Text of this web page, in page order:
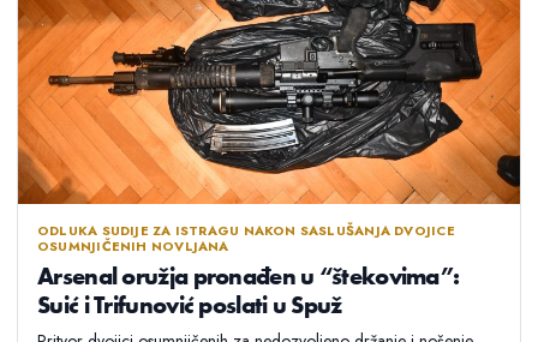
ODLUKA SUDIJE ZA ISTRAGU NAKON SASLUŠANJA DVOJICE
OSUMNJIČENIH NOVLJANA
Arsenal oružja pronađen u “štekovima”:
Suić i Trifunović poslati u Spuž